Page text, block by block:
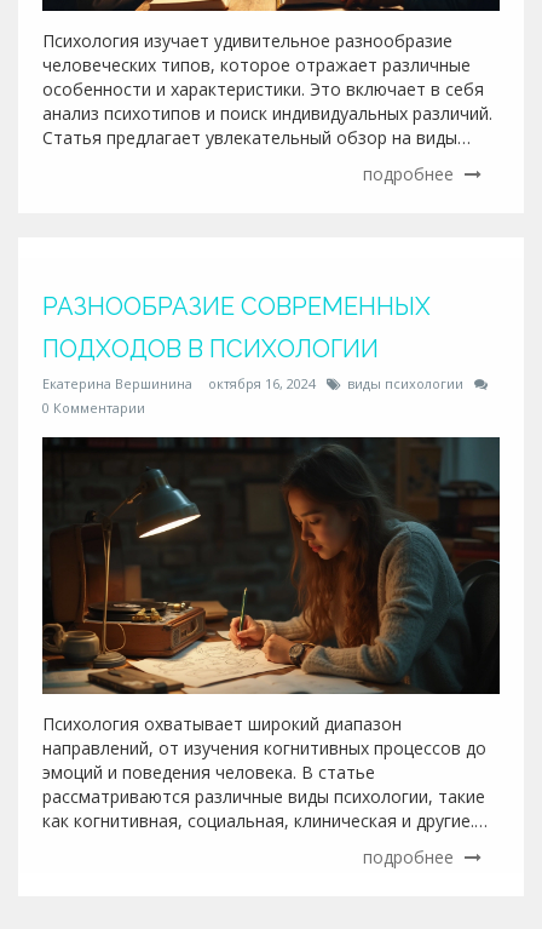
Психология изучает удивительное разнообразие
человеческих типов, которое отражает различные
особенности и характеристики. Это включает в себя
анализ психотипов и поиск индивидуальных различий.
Статья предлагает увлекательный обзор на виды
особенности. Узнайте о том, как психология
подробнее
РАЗНООБРАЗИЕ СОВРЕМЕННЫХ
ПОДХОДОВ В ПСИХОЛОГИИ
Екатерина Вершинина октября 16, 2024
виды психологии
0 Комментарии
Психология охватывает широкий диапазон
направлений, от изучения когнитивных процессов до
эмоций и поведения человека. В статье
рассматриваются различные виды психологии, такие
как когнитивная, социальная, клиническая и другие.
Освещаются их уникальные особенности и области
подробнее